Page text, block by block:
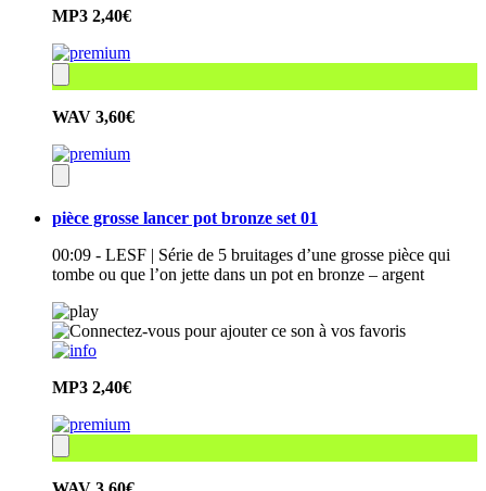
MP3 2,40€
WAV 3,60€
pièce grosse lancer pot bronze set 01
00:09 - LESF | Série de 5 bruitages d’une grosse pièce qui
tombe ou que l’on jette dans un pot en bronze – argent
MP3 2,40€